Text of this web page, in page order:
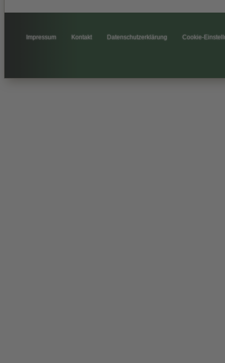
Impressum Kontakt Datenschutzerklärung Cookie-